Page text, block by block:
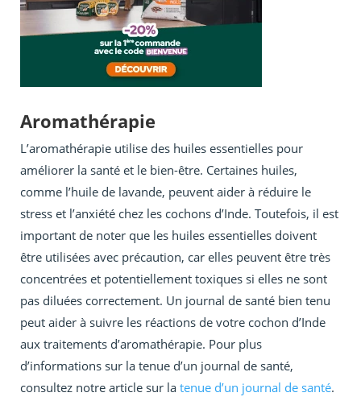
Aromathérapie
L’aromathérapie utilise des huiles essentielles pour
améliorer la santé et le bien-être. Certaines huiles,
comme l’huile de lavande, peuvent aider à réduire le
stress et l’anxiété chez les cochons d’Inde. Toutefois, il est
important de noter que les huiles essentielles doivent
être utilisées avec précaution, car elles peuvent être très
concentrées et potentiellement toxiques si elles ne sont
pas diluées correctement. Un journal de santé bien tenu
peut aider à suivre les réactions de votre cochon d’Inde
aux traitements d’aromathérapie. Pour plus
d’informations sur la tenue d’un journal de santé,
consultez notre article sur la tenue d’un journal de santé.